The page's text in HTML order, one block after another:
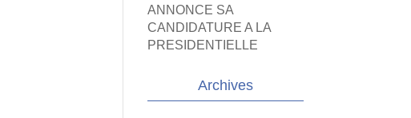
ANNONCE SA
CANDIDATURE A LA
PRESIDENTIELLE
Archives